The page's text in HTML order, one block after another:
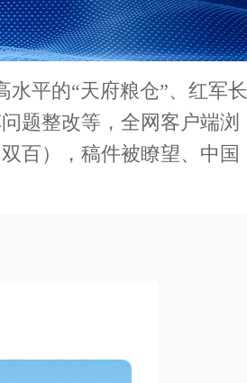
平的“天府粮仓”、红军长
题整改等，全网客户端浏
百），稿件被瞭望、中国